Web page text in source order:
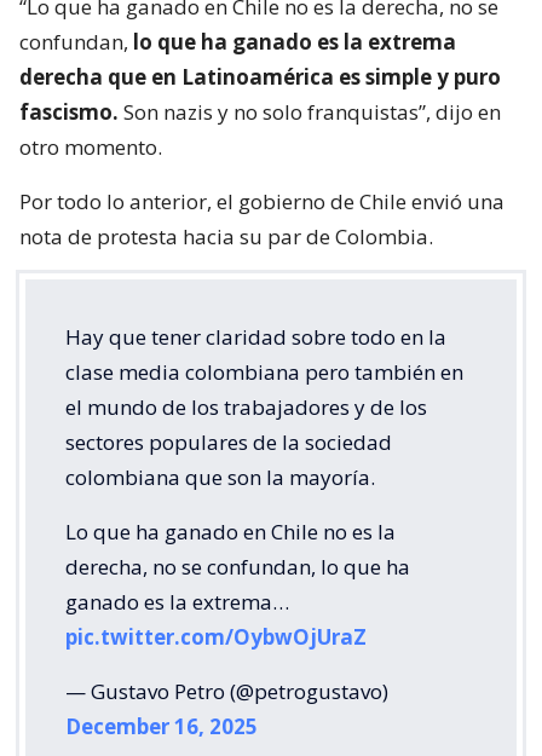
“Lo que ha ganado en Chile no es la derecha, no se
confundan, lo que ha ganado es la extrema
derecha que en Latinoamérica es simple y puro
fascismo. Son nazis y no solo franquistas”, dijo en
otro momento.
Por todo lo anterior, el gobierno de Chile envió una
nota de protesta hacia su par de Colombia.
Hay que tener claridad sobre todo en la
clase media colombiana pero también en
el mundo de los trabajadores y de los
sectores populares de la sociedad
colombiana que son la mayoría.
Lo que ha ganado en Chile no es la
derecha, no se confundan, lo que ha
ganado es la extrema…
pic.twitter.com/OybwOjUraZ
— Gustavo Petro (@petrogustavo)
December 16, 2025